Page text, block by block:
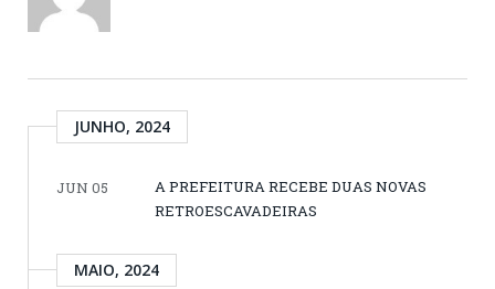
JUNHO, 2024
JUN 05
A PREFEITURA RECEBE DUAS NOVAS
RETROESCAVADEIRAS
MAIO, 2024